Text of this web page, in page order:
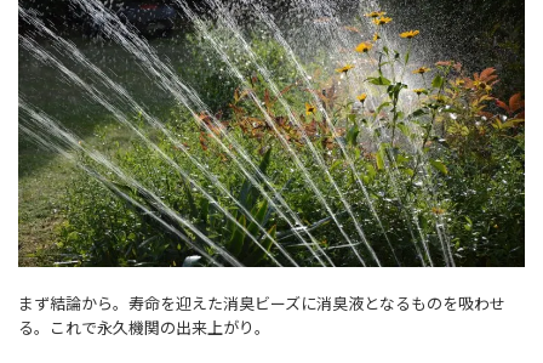
まず結論から。寿命を迎えた消臭ビーズに消臭液となるものを吸わせ
る。これで永久機関の出来上がり。